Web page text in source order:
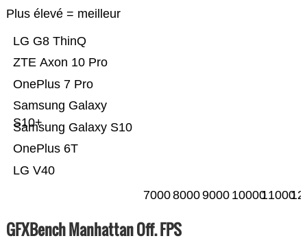
Plus élevé = meilleur
LG V40
OnePlus 6T
Samsung Galaxy S10
Samsung Galaxy
S10+
OnePlus 7 Pro
ZTE Axon 10 Pro
LG G8 ThinQ
700080009000 1000011000
GFXBench Manhattan Off. FPS